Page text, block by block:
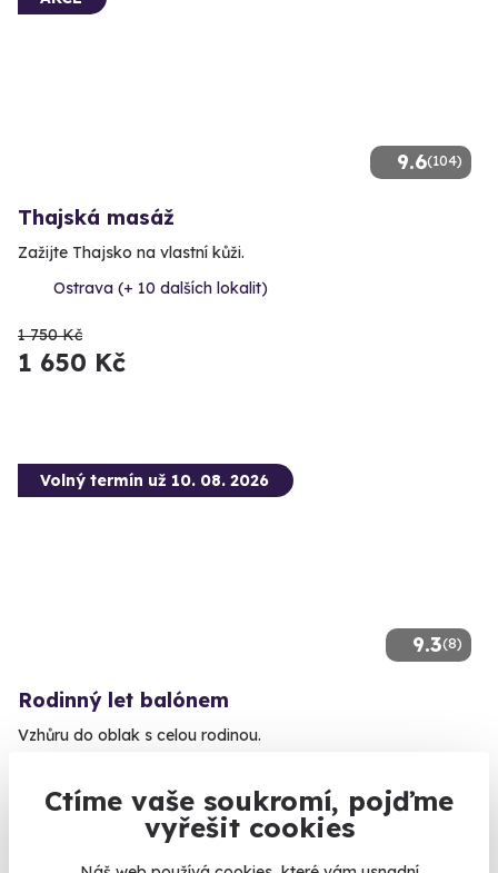
Ctíme vaše soukromí, pojďme
vyřešit cookies
9.6(104)
Thajská masáž
Zažijte Thajsko na vlastní kůži.
Ostrava (+ 10 dalších lokalit)
1 750 Kč
1 650 Kč
9.3(8)
Volný termín už 10. 08. 2026
Rodinný let balónem
Vzhůru do oblak s celou rodinou.
(+ 41 dalších lokalit)